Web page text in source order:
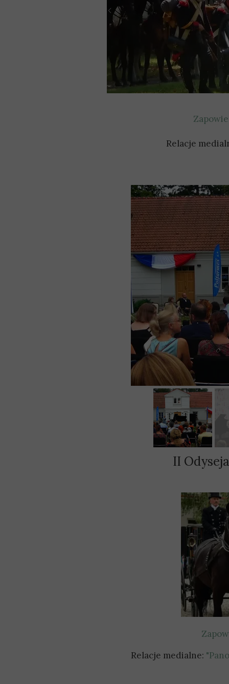
Relacje
II
Relacje medialne: